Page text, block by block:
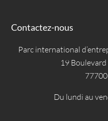
Contactez-nous
Parc international
19
77700
Du lundi au